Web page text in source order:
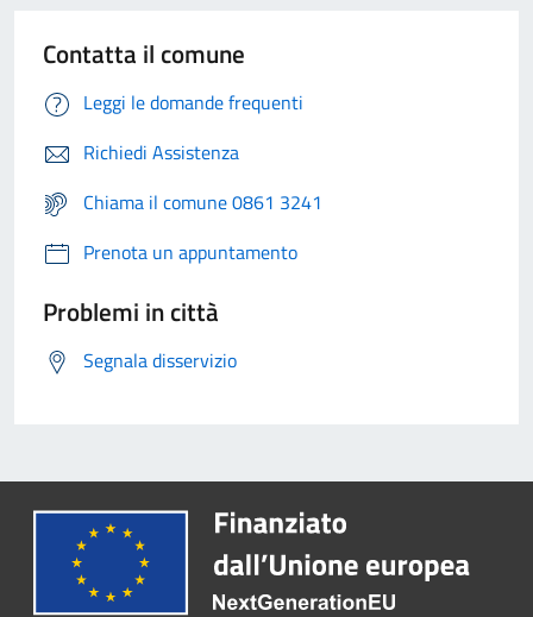
Contatta il comune
Leggi le domande frequenti
Richiedi Assistenza
Chiama il comune 0861 3241
Prenota un appuntamento
Problemi in città
Segnala disservizio